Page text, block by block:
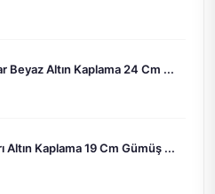
Beyaz Altın Kaplama 24 Cm ...
Altın Kaplama 19 Cm Gümüş ...